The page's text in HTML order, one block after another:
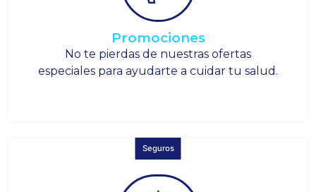
Promociones
No te pierdas de nuestras ofertas
especiales para ayudarte a cuidar tu salud.
Seguros